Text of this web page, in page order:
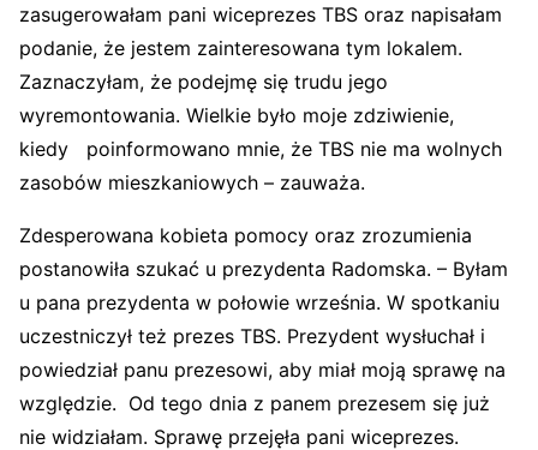
zasugerowałam pani wiceprezes TBS oraz napisałam
podanie, że jestem zainteresowana tym lokalem.
Zaznaczyłam, że podejmę się trudu jego
wyremontowania. Wielkie było moje zdziwienie,
kiedy poinformowano mnie, że TBS nie ma wolnych
zasobów mieszkaniowych – zauważa.
Zdesperowana kobieta pomocy oraz zrozumienia
postanowiła szukać u prezydenta Radomska. – Byłam
u pana prezydenta w połowie września. W spotkaniu
uczestniczył też prezes TBS. Prezydent wysłuchał i
powiedział panu prezesowi, aby miał moją sprawę na
względzie. Od tego dnia z panem prezesem się już
nie widziałam. Sprawę przejęła pani wiceprezes.